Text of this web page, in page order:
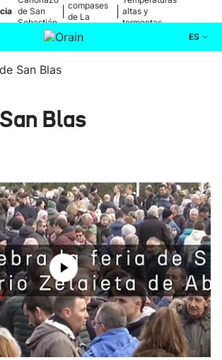
de San
Sebastián
compases
de La
altas y
tormentas
ES
Actualidad
Política
Ikusmiran
Eguraldia
San Blas
Blas